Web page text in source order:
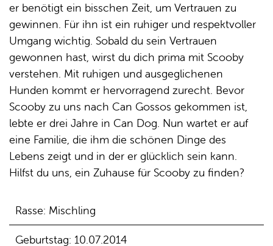
er benötigt ein bisschen Zeit, um Vertrauen zu
gewinnen. Für ihn ist ein ruhiger und respektvoller
Umgang wichtig. Sobald du sein Vertrauen
gewonnen hast, wirst du dich prima mit Scooby
verstehen. Mit ruhigen und ausgeglichenen
Hunden kommt er hervorragend zurecht. Bevor
Scooby zu uns nach Can Gossos gekommen ist,
lebte er drei Jahre in Can Dog. Nun wartet er auf
eine Familie, die ihm die schönen Dinge des
Lebens zeigt und in der er glücklich sein kann.
Hilfst du uns, ein Zuhause für Scooby zu finden?
Rasse: Mischling
Geburtstag: 10.07.2014